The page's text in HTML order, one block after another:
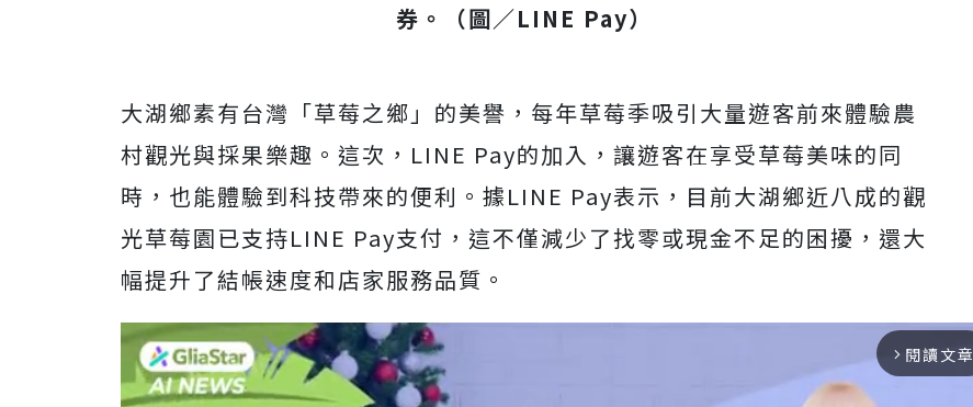
券。
（圖／LINE Pay）
大湖鄉素有台灣「草莓之鄉」的美譽，每年草莓季吸引大量遊客前來體驗農
村觀光與採果樂趣。這次，LINE Pay的加入，讓遊客在享受草莓美味的同
時，也能體驗到科技帶來的便利。據LINE Pay表示，目前大湖鄉近八成的觀
光草莓園已支持LINE Pay支付，這不僅減少了找零或現金不足的困擾，還大
幅提升了結帳速度和店家服務品質。
arrow_forward_ios 閱讀文章